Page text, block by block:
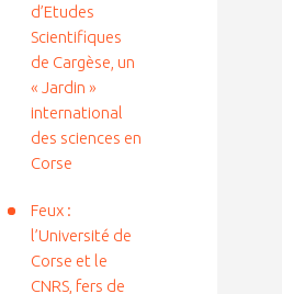
d’Etudes
Scientifiques
de Cargèse, un
« Jardin »
international
des sciences en
Corse
Feux :
l’Université de
Corse et le
CNRS, fers de